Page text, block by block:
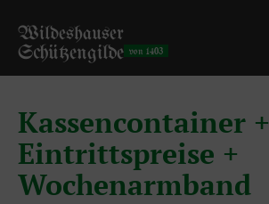
Wildeshauser
Schützengilde von 1403
Kassencontainer +
Eintrittspreise +
Wochenarmband